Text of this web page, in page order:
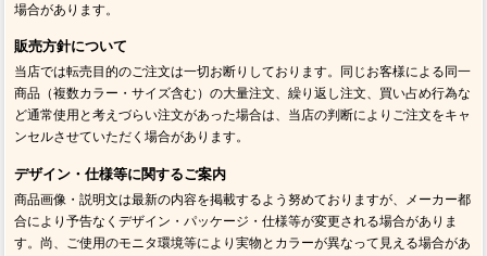
場合があります。
販売方針について
当店では転売目的のご注文は一切お断りしております。同じお客様による同一
商品（複数カラー・サイズ含む）の大量注文、繰り返し注文、買い占め行為な
ど通常使用と考えづらい注文があった場合は、当店の判断によりご注文をキャ
ンセルさせていただく場合があります。
デザイン・仕様等に関するご案内
商品画像・説明文は最新の内容を掲載するよう努めておりますが、メーカー都
合により予告なくデザイン・パッケージ・仕様等が変更される場合がありま
す。尚、ご使用のモニタ環境等により実物とカラーが異なって見える場合があ